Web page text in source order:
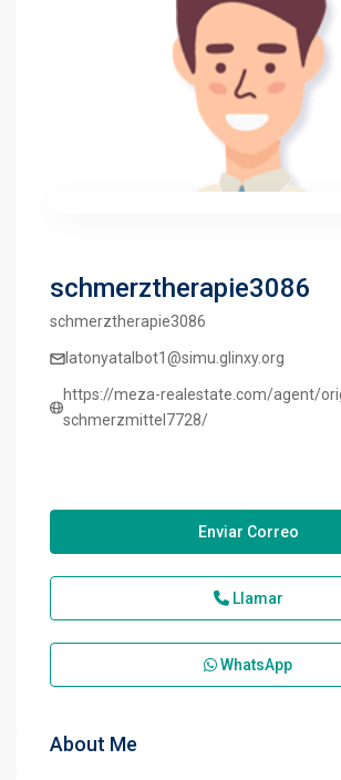
schmerztherapie3086
schmerztherapie3086
latonyatalbot1@simu.glinxy.org
https://meza-realestate.com/agent/
schmerzmittel7728/
Enviar Correo
Llamar
WhatsApp
About Me